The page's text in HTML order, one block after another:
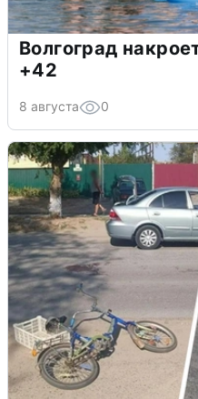
Волгоград
+42
8 августа 0